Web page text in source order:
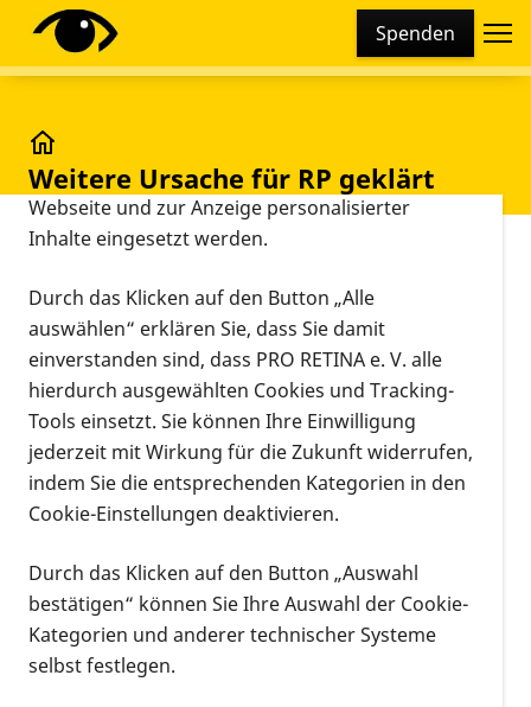
Spenden
Weitere Ursache für RP geklärt
Ursache für erbliche
Netzhauterkrankung geklärt:
Regensburger Wissenschaftler
entschlüsseln Mechanismus der
Genablesung in Sehzellen
titelt eine Pressemitteilung der Universität
dieser Stelle gerne informieren wollen.
Die Netzhaut des menschlichen Auges besteht –
neben einer Vielzahl anderer Zellen – aus
Diese Webseite setzt verschiedene Cookies und
Tracking-Tools ein. Dies beinhaltet Cookies und
technisch notwendig sind, die zu statistischen
Zwecken sowie zur besseren Bedienbarkeit der
Webseite und zur Anzeige personalisierter
Inhalte eingesetzt werden.
Durch das Klicken auf den Button „Alle
auswählen“ erklären Sie, dass Sie damit
einverstanden sind, dass PRO RETINA e. V. alle
hierdurch ausgewählten Cookies und Tracking-
Tools einsetzt. Sie können Ihre Einwilligung
jederzeit mit Wirkung für die Zukunft widerrufen,
indem Sie die entsprechenden Kategorien in den
Cookie-Einstellungen deaktivieren.
Durch das Klicken auf den Button „Auswahl
bestätigen“ können Sie Ihre Auswahl der Cookie-
Kategorien und anderer technischer Systeme
selbst festlegen.